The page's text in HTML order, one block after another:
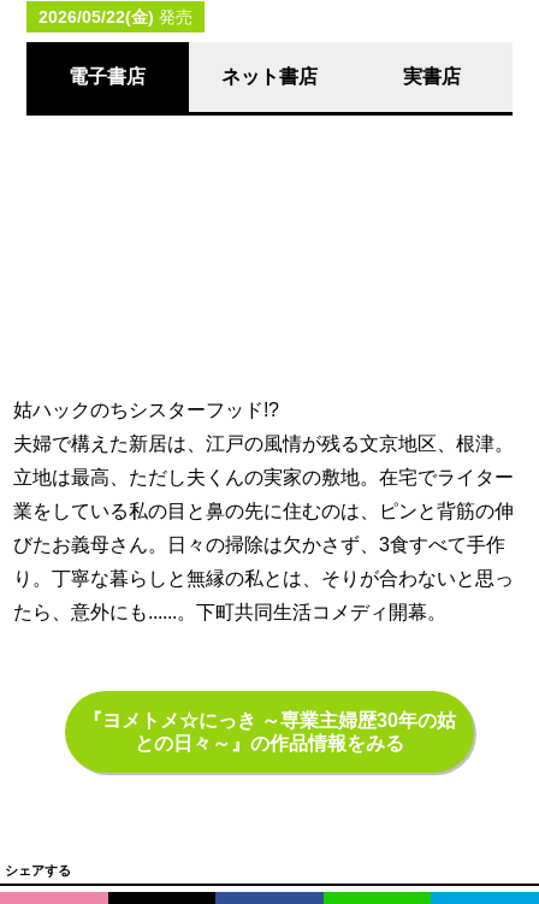
2026/05/22(金) 発売
電子書店 ネット書店 実書店
姑ハックのちシスターフッド!?
夫婦で構えた新居は、江戸の風情が残る文京地区、根津。
立地は最高、ただし夫くんの実家の敷地。在宅でライター
業をしている私の目と鼻の先に住むのは、ピンと背筋の伸
びたお義母さん。日々の掃除は欠かさず、3食すべて手作
り。丁寧な暮らしと無縁の私とは、そりが合わないと思っ
たら、意外にも......。下町共同生活コメディ開幕。
『ヨメトメ☆にっき ～専業主婦歴30年の姑
との日々～』の作品情報をみる
シェアする